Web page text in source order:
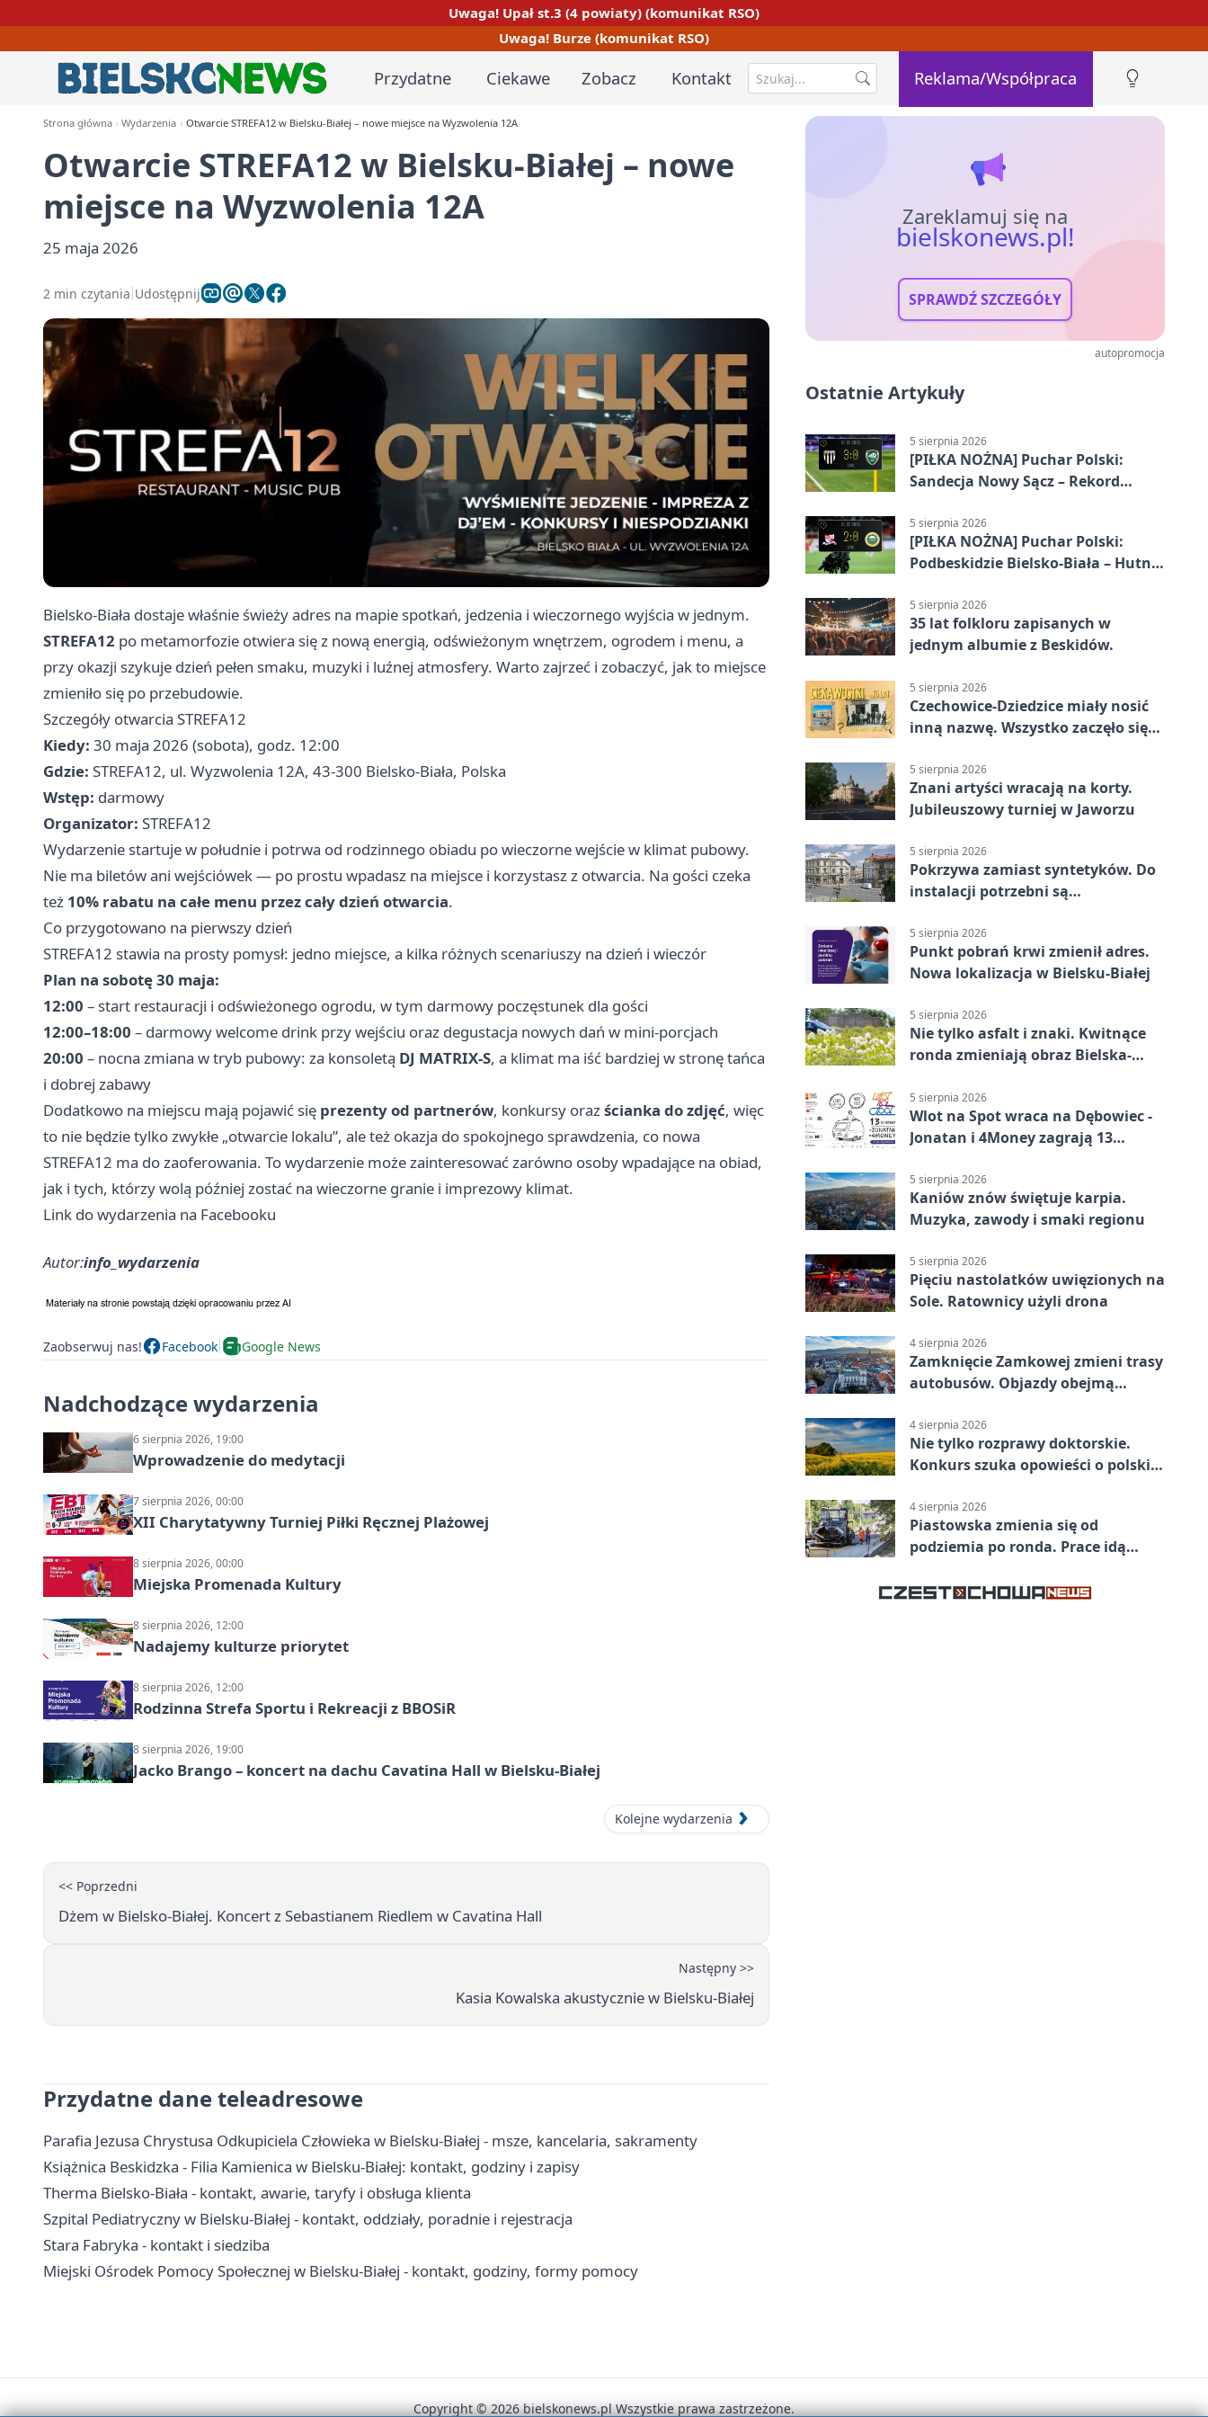
Uwaga! Upał st.3 (4 powiaty) (komunikat RSO)
Uwaga! Burze (komunikat RSO)
Przydatne Ciekawe Zobacz Kontakt Reklama/Współpraca
Strona główna Wydarzenia Otwarcie STREFA12 w Bielsku-Białej – nowe miejsce na Wyzwolenia 12A
Otwarcie STREFA12 w Bielsku-Białej – nowe
miejsce na Wyzwolenia 12A
25 maja 2026
2 min czytania Udostępnij
Bielsko-Biała dostaje właśnie świeży adres na mapie spotkań, jedzenia i wieczornego wyjścia w jednym.
STREFA12 po metamorfozie otwiera się z nową energią, odświeżonym wnętrzem, ogrodem i menu, a
przy okazji szykuje dzień pełen smaku, muzyki i luźnej atmosfery. Warto zajrzeć i zobaczyć, jak to miejsce
zmieniło się po przebudowie.
Szczegóły otwarcia STREFA12
Kiedy: 30 maja 2026 (sobota), godz. 12:00
Gdzie: STREFA12, ul. Wyzwolenia 12A, 43-300 Bielsko-Biała, Polska
Wstęp: darmowy
Organizator: STREFA12
Wydarzenie startuje w południe i potrwa od rodzinnego obiadu po wieczorne wejście w klimat pubowy.
Nie ma biletów ani wejściówek — po prostu wpadasz na miejsce i korzystasz z otwarcia. Na gości czeka
też 10% rabatu na całe menu przez cały dzień otwarcia.
Co przygotowano na pierwszy dzień
STREFA12 stawia na prosty pomysł: jedno miejsce, a kilka różnych scenariuszy na dzień i wieczór
Plan na sobotę 30 maja:
12:00 – start restauracji i odświeżonego ogrodu, w tym darmowy poczęstunek dla gości
12:00–18:00 – darmowy welcome drink przy wejściu oraz degustacja nowych dań w mini-porcjach
20:00 – nocna zmiana w tryb pubowy: za konsoletą DJ MATRIX-S, a klimat ma iść bardziej w stronę tańca
i dobrej zabawy
Dodatkowo na miejscu mają pojawić się prezenty od partnerów, konkursy orazścianka do zdjęć, więc
to nie będzie tylko zwykłe „otwarcie lokalu”, ale też okazja do spokojnego sprawdzenia, co nowa
STREFA12 ma do zaoferowania. To wydarzenie może zainteresować zarówno osoby wpadające na obiad,
jak i tych, którzy wolą później zostać na wieczorne granie i imprezowy klimat.
Link do wydarzenia na Facebooku
Autor:info_wydarzenia
Zaobserwuj nas! Facebook Google News
Nadchodzące wydarzenia
6 sierpnia 2026, 19:00
Wprowadzenie do medytacji
7 sierpnia 2026, 00:00
XII Charytatywny Turniej Piłki Ręcznej Plażowej
8 sierpnia 2026, 00:00
Miejska Promenada Kultury
8 sierpnia 2026, 12:00
Nadajemy kulturze priorytet
8 sierpnia 2026, 12:00
Rodzinna Strefa Sportu i Rekreacji z BBOSiR
8 sierpnia 2026, 19:00
Jacko Brango – koncert na dachu Cavatina Hall w Bielsku-Białej
Kolejne wydarzenia
<< Poprzedni
Dżem w Bielsko-Białej. Koncert z Sebastianem Riedlem w Cavatina Hall
Następny >>
Kasia Kowalska akustycznie w Bielsku-Białej
Przydatne dane teleadresowe
Parafia Jezusa Chrystusa Odkupiciela Człowieka w Bielsku-Białej - msze, kancelaria, sakramenty
Książnica Beskidzka - Filia Kamienica w Bielsku-Białej: kontakt, godziny i zapisy
Therma Bielsko-Biała - kontakt, awarie, taryfy i obsługa klienta
Szpital Pediatryczny w Bielsku-Białej - kontakt, oddziały, poradnie i rejestracja
Stara Fabryka - kontakt i siedziba
Miejski Ośrodek Pomocy Społecznej w Bielsku-Białej - kontakt, godziny, formy pomocy
Zareklamuj się na
bielskonews.pl!
SPRAWDŹ SZCZEGÓŁY
autopromocja
Ostatnie Artykuły
5 sierpnia 2026
[PIŁKA NOŻNA] Puchar Polski:
Sandecja Nowy Sącz – Rekord
5 sierpnia 2026
[PIŁKA NOŻNA] Puchar Polski:
Podbeskidzie Bielsko-Biała – Hutnik
w Dankowicach
5 sierpnia 2026
35 lat folkloru zapisanych w
jednym albumie z Beskidów.
5 sierpnia 2026
Czechowice-Dziedzice miały nosić
inną nazwę. Wszystko zaczęło się
5 sierpnia 2026
Znani artyści wracają na korty.
Jubileuszowy turniej w Jaworzu
5 sierpnia 2026
Pokrzywa zamiast syntetyków. Do
instalacji potrzebni są
5 sierpnia 2026
Punkt pobrań krwi zmienił adres.
Nowa lokalizacja w Bielsku-Białej
5 sierpnia 2026
Nie tylko asfalt i znaki. Kwitnące
ronda zmieniają obraz Bielska-
5 sierpnia 2026
Wlot na Spot wraca na Dębowiec -
Jonatan i 4Money zagrają 13
5 sierpnia 2026
Kaniów znów świętuje karpia.
Muzyka, zawody i smaki regionu
5 sierpnia 2026
Pięciu nastolatków uwięzionych na
Sole. Ratownicy użyli drona
4 sierpnia 2026
Zamknięcie Zamkowej zmieni trasy
autobusów. Objazdy obejmą
4 sierpnia 2026
Nie tylko rozprawy doktorskie.
Konkurs szuka opowieści o polskiej
4 sierpnia 2026
Piastowska zmienia się od
podziemia po ronda. Prace idą
Copyright © 2026 bielskonews.pl Wszystkie prawa zastrzeżone.